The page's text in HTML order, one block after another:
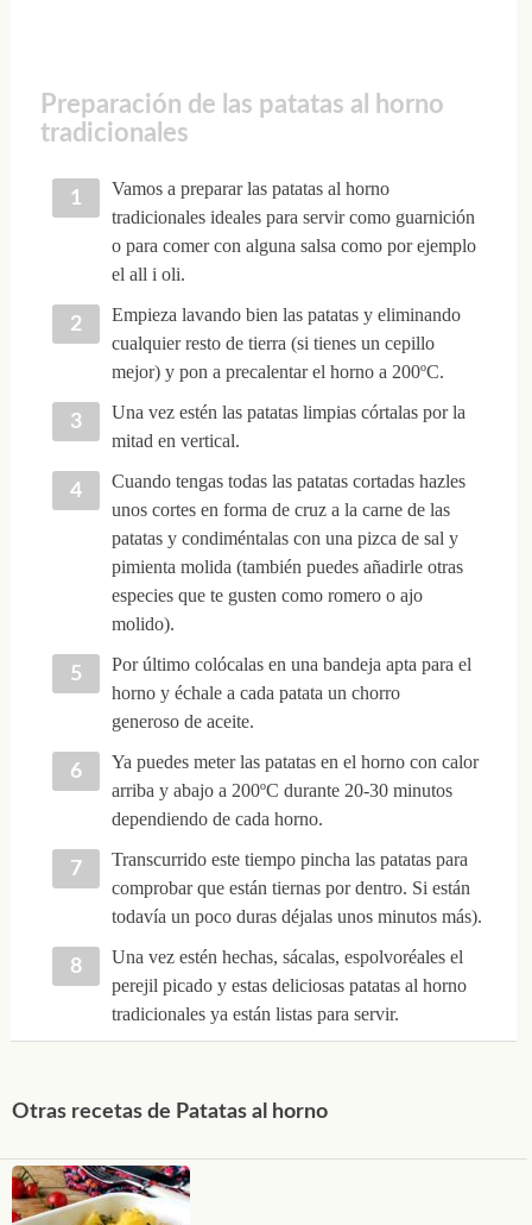
Preparación de las patatas al horno
tradicionales
Vamos a preparar las patatas al horno
tradicionales ideales para servir como guarnición
o para comer con alguna salsa como por ejemplo
el all i oli.
Empieza lavando bien las patatas y eliminando
cualquier resto de tierra (si tienes un cepillo
mejor) y pon a precalentar el horno a 200ºC.
Una vez estén las patatas limpias córtalas por la
mitad en vertical.
Cuando tengas todas las patatas cortadas hazles
unos cortes en forma de cruz a la carne de las
patatas y condiméntalas con una pizca de sal y
pimienta molida (también puedes añadirle otras
especies que te gusten como romero o ajo
molido).
Por último colócalas en una bandeja apta para el
horno y échale a cada patata un chorro
generoso de aceite.
Ya puedes meter las patatas en el horno con calor
arriba y abajo a 200ºC durante 20-30 minutos
dependiendo de cada horno.
Transcurrido este tiempo pincha las patatas para
comprobar que están tiernas por dentro. Si están
todavía un poco duras déjalas unos minutos más).
Una vez estén hechas, sácalas, espolvoréales el
perejil picado y estas deliciosas patatas al horno
tradicionales ya están listas para servir.
Otras recetas de Patatas al horno